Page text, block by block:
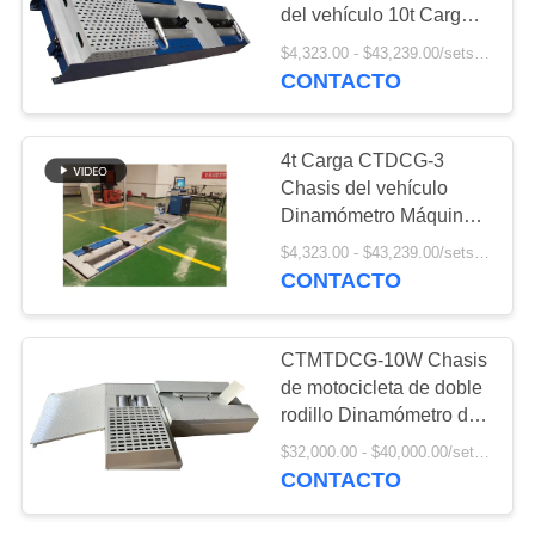
BLOG
SOLICITAR
UNA
COTIZACIÓN
DOWN
LOAD
MAPA
DEL
Pruebador de
velocímetro
Rodillo libre
8
del vehículo 10t Carga
Maquina de potencia de
caballos Simulación de
$4,323.00 - $43,239.00/sets MOQ:1 juego
CONTACTO
4t Carga CTDCG-3
Chasis del vehículo
Dinamómetro Máquina
de potencia de caballo
$4,323.00 - $43,239.00/sets MOQ:1 juego
CONTACTO
CTMTDCG-10W Chasis
de motocicleta de doble
rodillo Dinamómetro de
potencia de caballos 2
ruedas Chasis
$32,000.00 - $40,000.00/sets MOQ:1 unidad
CONTACTO